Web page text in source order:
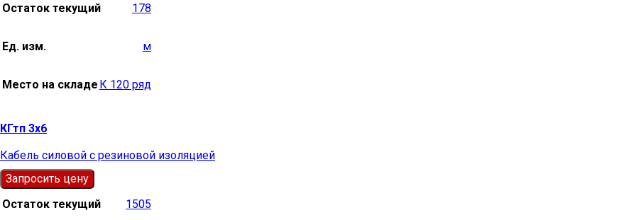
Остаток текущий
178
Ед. изм. м
Место на складе К 120 ряд
КГтп 3х6
Кабель силовой с резиновой изоляцией
Запросить цену
Остаток текущий
1505